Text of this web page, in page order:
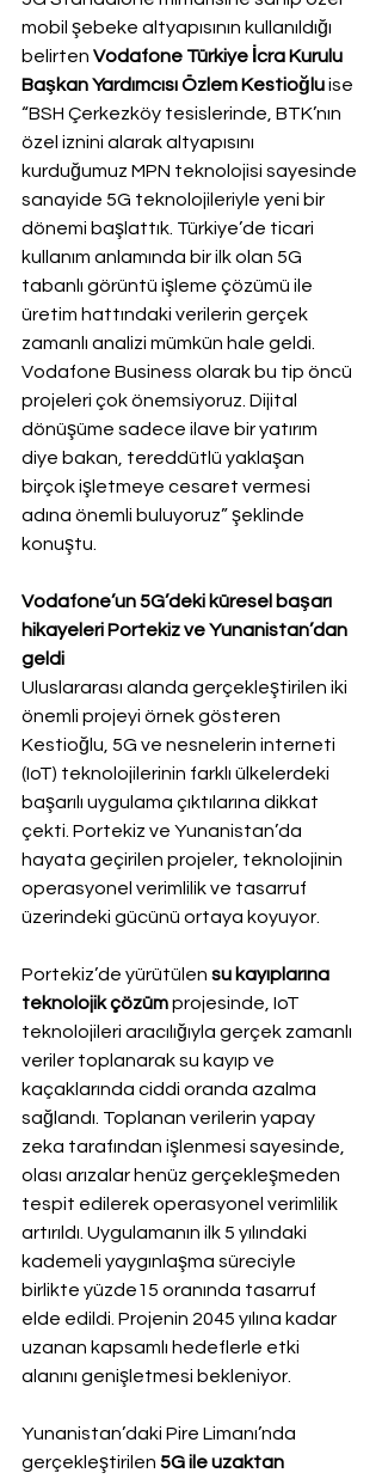
mobil şebeke altyapısının kullanıldığı
belirten Vodafone Türkiye İcra Kurulu
Başkan Yardımcısı Özlem Kestioğlu ise
“BSH Çerkezköy tesislerinde, BTK’nın
özel iznini alarak altyapısını
kurduğumuz MPN teknolojisi sayesinde
sanayide 5G teknolojileriyle yeni bir
dönemi başlattık. Türkiye’de ticari
kullanım anlamında bir ilk olan 5G
tabanlı görüntü işleme çözümü ile
üretim hattındaki verilerin gerçek
zamanlı analizi mümkün hale geldi.
Vodafone Business olarak bu tip öncü
projeleri çok önemsiyoruz. Dijital
dönüşüme sadece ilave bir yatırım
diye bakan, tereddütlü yaklaşan
birçok işletmeye cesaret vermesi
adına önemli buluyoruz” şeklinde
konuştu.
Vodafone’un 5G’deki küresel başarı
hikayeleri Portekiz ve Yunanistan’dan
geldi
Uluslararası alanda gerçekleştirilen iki
önemli projeyi örnek gösteren
Kestioğlu, 5G ve nesnelerin interneti
(IoT) teknolojilerinin farklı ülkelerdeki
başarılı uygulama çıktılarına dikkat
çekti. Portekiz ve Yunanistan’da
hayata geçirilen projeler, teknolojinin
operasyonel verimlilik ve tasarruf
üzerindeki gücünü ortaya koyuyor.
Portekiz’de yürütülen su kayıplarına
teknolojik çözüm projesinde, IoT
teknolojileri aracılığıyla gerçek zamanlı
veriler toplanarak su kayıp ve
kaçaklarında ciddi oranda azalma
sağlandı. Toplanan verilerin yapay
zeka tarafından işlenmesi sayesinde,
olası arızalar henüz gerçekleşmeden
tespit edilerek operasyonel verimlilik
artırıldı. Uygulamanın ilk 5 yılındaki
kademeli yaygınlaşma süreciyle
birlikte yüzde15 oranında tasarruf
elde edildi. Projenin 2045 yılına kadar
uzanan kapsamlı hedeflerle etki
alanını genişletmesi bekleniyor.
Yunanistan’daki Pire Limanı’nda
gerçekleştirilen 5G ile uzaktan